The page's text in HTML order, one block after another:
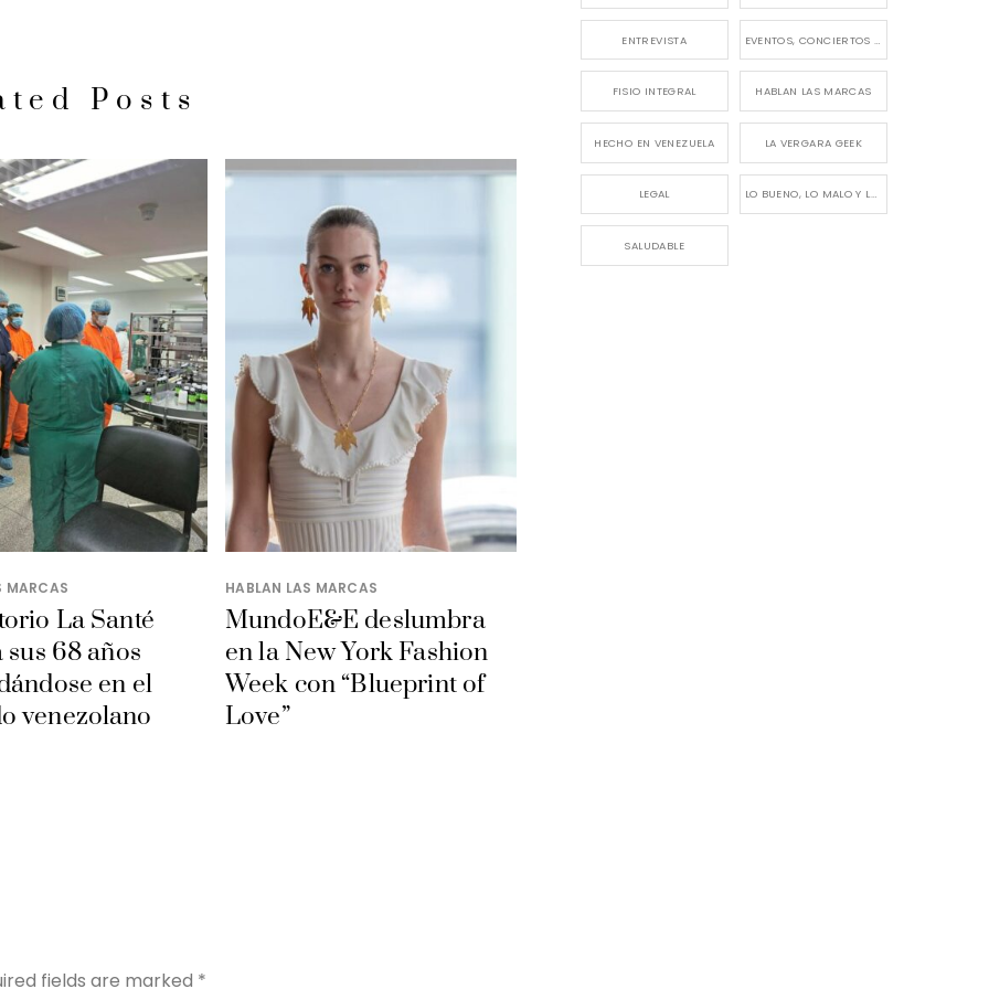
Posts
MARCAS
La Santé
68 años
en el
venezolano
HABLAN LAS MARCAS
MundoE&E deslumbra
en la New York Fashion
Week con “Blueprint of
Love”
fields are marked *
ENTREVISTA
FISIO INTEGRAL HABLAN LAS MARCAS
HECHO EN VENEZUELA LA VERGARA GEEK
LEGAL LO BUENO, LO MALO Y LO FEO
SALUDABLE